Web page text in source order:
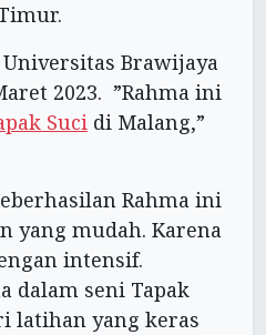
Brawijaya
2023. ”Rahma ini
Suci di Malang,”
Rahma ini
yang mudah. Karena
intensif.
dalam seni Tapak
latihan yang keras